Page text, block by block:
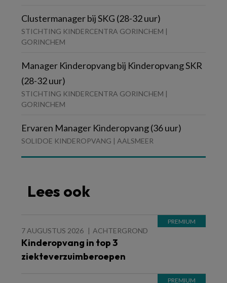
Clustermanager bij SKG (28-32 uur)
STICHTING KINDERCENTRA GORINCHEM |
GORINCHEM
Manager Kinderopvang bij Kinderopvang SKR
(28-32 uur)
STICHTING KINDERCENTRA GORINCHEM |
GORINCHEM
Ervaren Manager Kinderopvang (36 uur)
SOLIDOE KINDEROPVANG | AALSMEER
Lees ook
7 AUGUSTUS 2026 ACHTERGROND
Kinderopvang in top 3
ziekteverzuimberoepen